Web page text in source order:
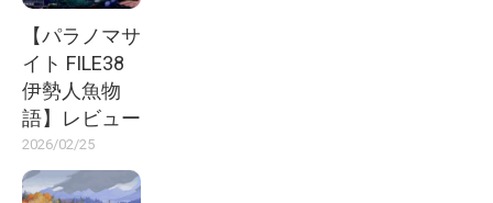
【パラノマサ
イト FILE38
伊勢人魚物
語】レビュー
2026/02/25